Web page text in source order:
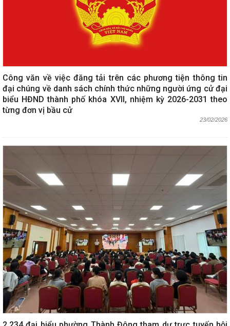
Công văn về việc đăng tải trên các phương tiện thông tin
đại chúng về danh sách chính thức những người ứng cử đại
biểu HĐND thành phố khóa XVII, nhiệm kỳ 2026-2031 theo
từng đơn vị bầu cử
23/02/2026